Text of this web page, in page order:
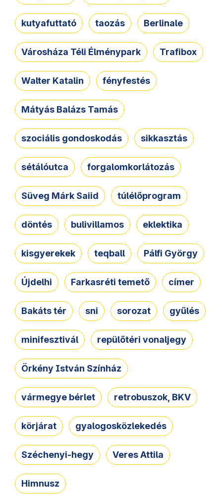
kutyafuttató taozás Berlinale
Városháza Téli Élménypark Trafibox
Walter Katalin fényfestés
Mátyás Balázs Tamás
szociális gondoskodás sikkasztás
sétálóutca forgalomkorlátozás
Süveg Márk Saiid túlélőprogram
döntés bulivillamos eklektika
kisgyerekek teqball Pálfi György
Újdelhi Farkasréti temető címer
Bakáts tér sni sorozat gyűlés
minifesztivál repülőtéri vonaljegy
Örkény István Színház
vármegye bérlet retrobuszok, BKV
körjárat gyalogosközlekedés
Széchenyi-hegy Veres Attila
Himnusz